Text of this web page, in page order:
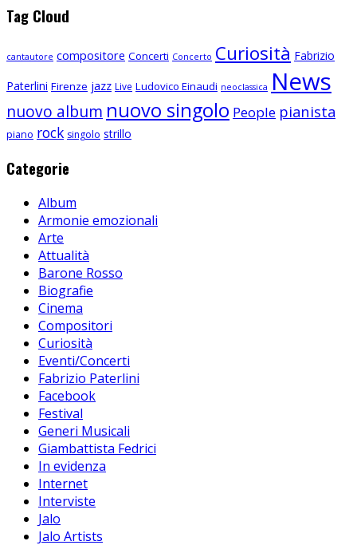
Tag Cloud
cantautore compositore Concerti Concerto Curiosità Fabrizio
Paterlini Firenze jazz Live Ludovico Einaudi neoclassica News
nuovo album nuovo singolo People pianista
piano rock singolo strillo
Categorie
Album
Armonie emozionali
Arte
Attualità
Barone Rosso
Biografie
Cinema
Compositori
Curiosità
Eventi/Concerti
Fabrizio Paterlini
Facebook
Festival
Generi Musicali
Giambattista Fedrici
In evidenza
Internet
Interviste
Jalo
Jalo Artists